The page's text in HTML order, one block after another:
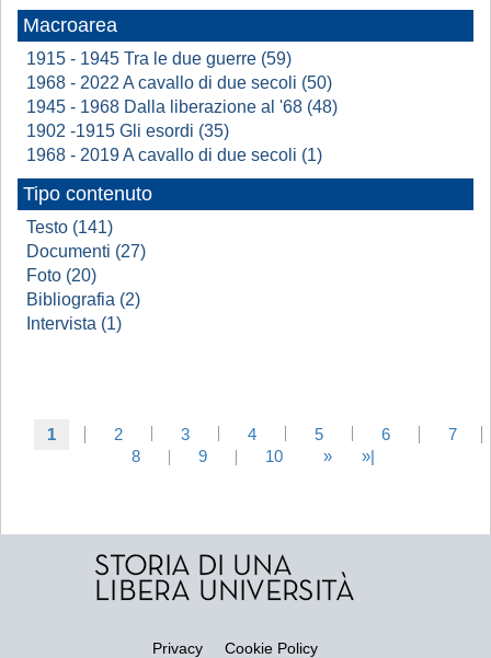
Macroarea
1915 - 1945 Tra le due guerre (59)
1968 - 2022 A cavallo di due secoli (50)
1945 - 1968 Dalla liberazione al '68 (48)
1902 -1915 Gli esordi (35)
1968 - 2019 A cavallo di due secoli (1)
Tipo contenuto
Testo (141)
Documenti (27)
Foto (20)
Bibliografia (2)
Intervista (1)
1 2 3 4 5 6
7
8
9 10 » »|
Privacy Cookie Policy